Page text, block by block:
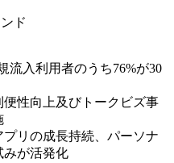
ド
流入利用者のうち76%が30
性向上及びトークビズ事
リの成長持続、パーソナ
みが活発化